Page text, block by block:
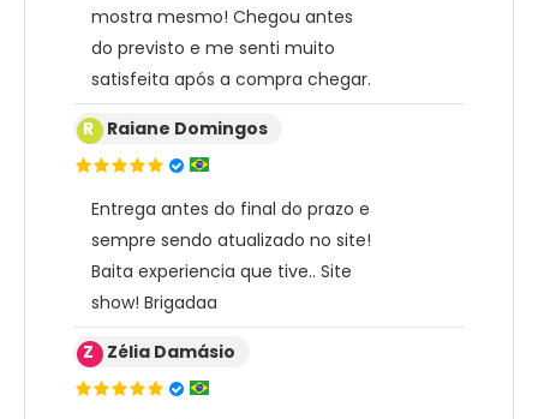
mostra mesmo! Chegou antes
do previsto e me senti muito
satisfeita após a compra chegar.
R Raiane Domingos
Entrega antes do final do prazo e
sempre sendo atualizado no site!
Baita experiencia que tive.. Site
show! Brigadaa
Z Zélia Damásio